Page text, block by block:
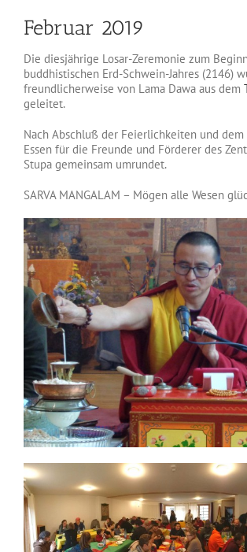
Februar 2019
Die diesjährige Losar-Zeremonie zum
buddhistischen Erd-Schwein-Jahres (2146)
freundlicherweise von Lama Dawa aus dem
geleitet.
Nach Abschluß der Feierlichkeiten und dem
Essen für die Freunde und Förderer des
Stupa gemeinsam umrundet.
SARVA MANGALAM – Mögen alle Wesen